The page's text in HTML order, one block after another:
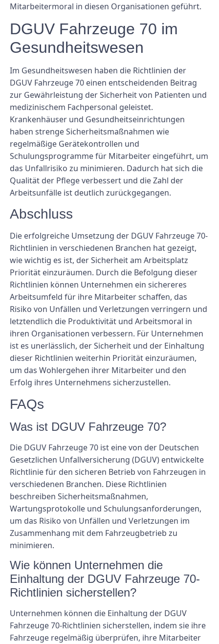
Mitarbeitermoral in diesen Organisationen geführt.
DGUV Fahrzeuge 70 im
Gesundheitswesen
Im Gesundheitswesen haben die Richtlinien der
DGUV Fahrzeuge 70 einen entscheidenden Beitrag
zur Gewährleistung der Sicherheit von Patienten und
medizinischem Fachpersonal geleistet.
Krankenhäuser und Gesundheitseinrichtungen
haben strenge Sicherheitsmaßnahmen wie
regelmäßige Gerätekontrollen und
Schulungsprogramme für Mitarbeiter eingeführt, um
das Unfallrisiko zu minimieren. Dadurch hat sich die
Qualität der Pflege verbessert und die Zahl der
Arbeitsunfälle ist deutlich zurückgegangen.
Abschluss
Die erfolgreiche Umsetzung der DGUV Fahrzeuge 70-
Richtlinien in verschiedenen Branchen hat gezeigt,
wie wichtig es ist, der Sicherheit am Arbeitsplatz
Priorität einzuräumen. Durch die Befolgung dieser
Richtlinien können Unternehmen ein sichereres
Arbeitsumfeld für ihre Mitarbeiter schaffen, das
Risiko von Unfällen und Verletzungen verringern und
letztendlich die Produktivität und Arbeitsmoral in
ihren Organisationen verbessern. Für Unternehmen
ist es unerlässlich, der Sicherheit und der Einhaltung
dieser Richtlinien weiterhin Priorität einzuräumen,
um das Wohlergehen ihrer Mitarbeiter und den
Erfolg ihres Unternehmens sicherzustellen.
FAQs
Was ist DGUV Fahrzeuge 70?
Die DGUV Fahrzeuge 70 ist eine von der Deutschen
Gesetzlichen Unfallversicherung (DGUV) entwickelte
Richtlinie für den sicheren Betrieb von Fahrzeugen in
verschiedenen Branchen. Diese Richtlinien
beschreiben Sicherheitsmaßnahmen,
Wartungsprotokolle und Schulungsanforderungen,
um das Risiko von Unfällen und Verletzungen im
Zusammenhang mit dem Fahrzeugbetrieb zu
minimieren.
Wie können Unternehmen die
Einhaltung der DGUV Fahrzeuge 70-
Richtlinien sicherstellen?
Unternehmen können die Einhaltung der DGUV
Fahrzeuge 70-Richtlinien sicherstellen, indem sie ihre
Fahrzeuge regelmäßig überprüfen, ihre Mitarbeiter